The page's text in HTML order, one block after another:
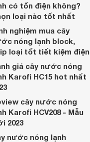
có tốn điện không?
loại nào tốt nhất
nghiệm mua cây
nóng lạnh block,
loại tốt tiết kiệm điện
giá cây nước nóng
Karofi HC15 hot nhất
cây nước nóng
Karofi HCV208 - Mẫu
2023
nước nóng lạnh